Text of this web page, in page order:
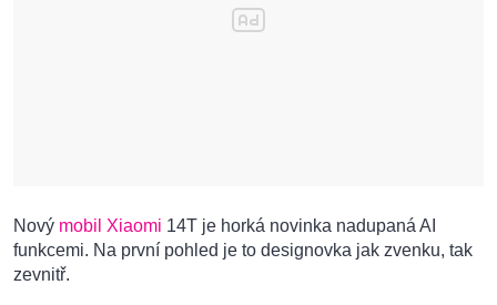
Nový mobil Xiaomi 14T je horká novinka nadupaná AI
funkcemi. Na první pohled je to designovka jak zvenku, tak
zevnitř.